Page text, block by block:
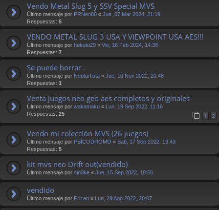
Vendo Metal Slug 5 y SSV Special MVS
Último mensaje por PRNeo80 « Jue, 07 Mar 2024, 21:19
Respuestas: 5
VENDO METAL SLUG 3 USA Y VIEWPOINT USA AES!!!
Último mensaje por hokuto29 « Vie, 16 Feb 2024, 14:38
Respuestas: 7
Se puede borrar .
Último mensaje por Neoturfista « Jue, 10 Nov 2022, 20:48
Respuestas: 1
Venta juegos neo geo aes completos y originales
Último mensaje por wakamaku « Lun, 19 Sep 2022, 11:16
Respuestas: 25 1 2
Vendo mi colección MVS (26 juegos)
Último mensaje por PSICODROMO « Sab, 17 Sep 2022, 19:43
Respuestas: 5
kit mvs neo Drift out(vendido)
Último mensaje por sin0ke « Jue, 15 Sep 2022, 18:55
vendido
Último mensaje por Frizen « Lun, 29 Ago 2022, 20:07